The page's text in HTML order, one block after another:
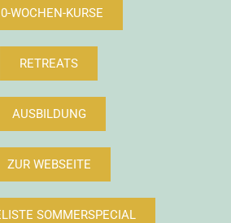
WOCHEN-KURSE
RETREATS
AUSBILDUNG
ZUR WEBSEITE
SOMMERSPECIAL